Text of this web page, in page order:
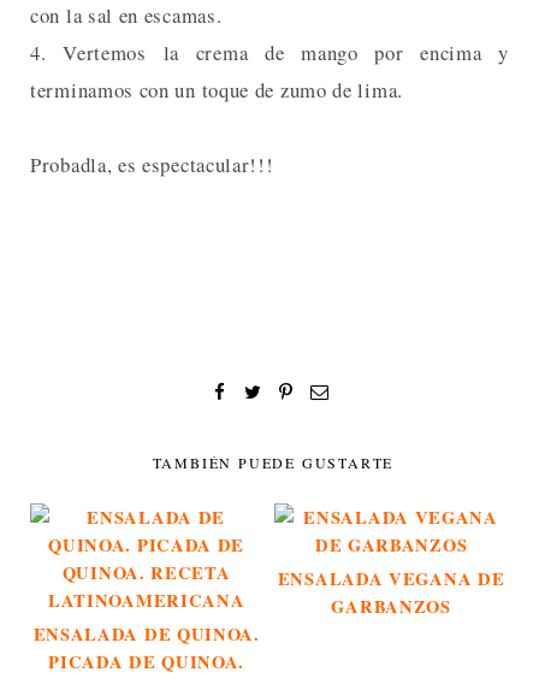
con la sal en escamas.
4. Vertemos la crema de mango por encima y
terminamos con un toque de zumo de lima.
Probadla, es espectacular!!!
TAMBIÉN PUEDE GUSTARTE
ENSALADA DE QUINOA.
PICADA DE QUINOA.
ENSALADA VEGANA DE
GARBANZOS